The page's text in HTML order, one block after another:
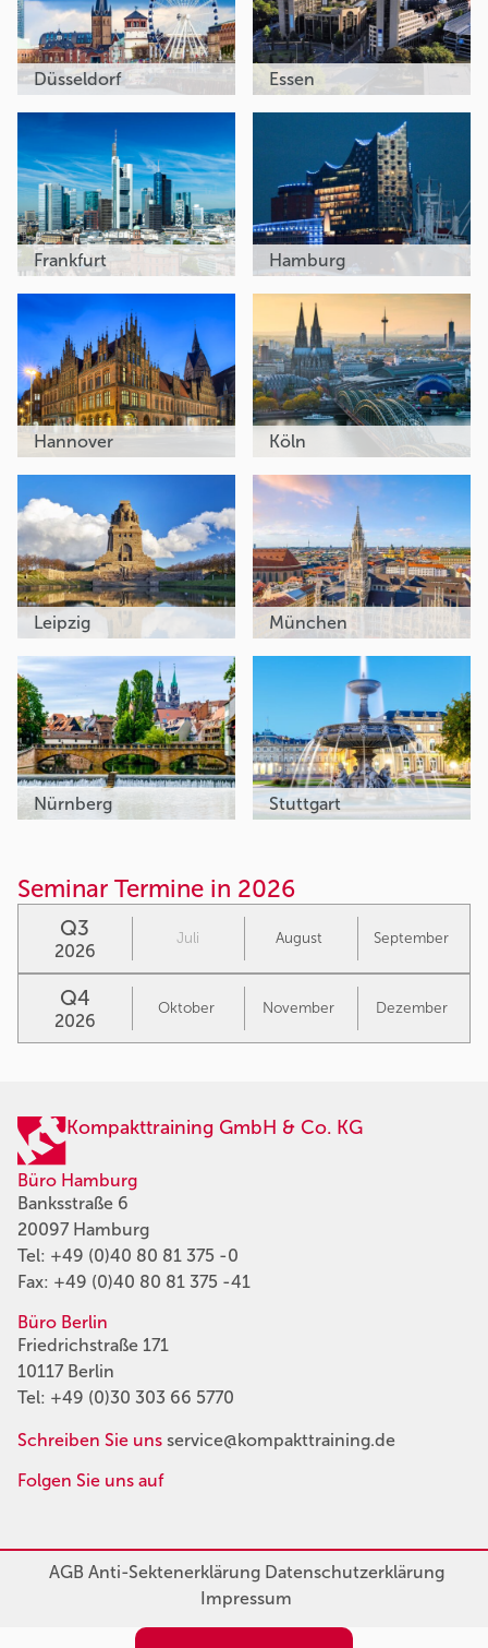
Düsseldorf Essen
Frankfurt Hamburg
Hannover Köln
Leipzig München
Nürnberg Stuttgart
Seminar Termine in 2026
Q3
2026
Juli August September
Q4
2026
Oktober November Dezember
Kompakttraining GmbH & Co. KG
Büro Hamburg
Banksstraße 6
20097 Hamburg
Tel: +49 (0)40 80 81 375 -0
Fax: +49 (0)40 80 81 375 -41
Büro Berlin
Friedrichstraße 171
10117 Berlin
Tel: +49 (0)30 303 66 5770
Schreiben Sie uns service@kompakttraining.de
Folgen Sie uns auf
AGBAnti-SektenerklärungDatenschutzerklärung
Impressum